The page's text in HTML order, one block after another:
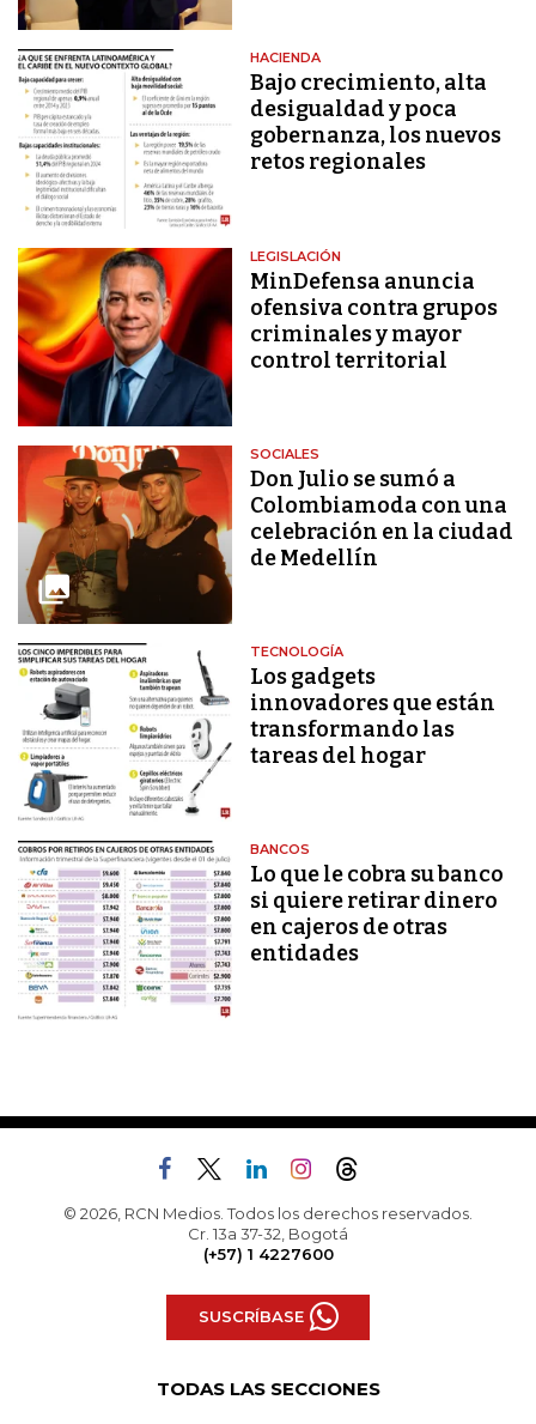
HACIENDA
Bajo crecimiento, alta
desigualdad y poca
gobernanza, los nuevos
retos regionales
LEGISLACIÓN
MinDefensa anuncia
ofensiva contra grupos
criminales y mayor
control territorial
SOCIALES
Don Julio se sumó a
Colombiamoda con una
celebración en la ciudad
de Medellín
TECNOLOGÍA
Los gadgets
innovadores que están
transformando las
tareas del hogar
BANCOS
Lo que le cobra su banco
si quiere retirar dinero
en cajeros de otras
entidades
© 2026, RCN Medios. Todos los derechos reservados.
Cr. 13a 37-32, Bogotá
(+57) 1 4227600
SUSCRÍBASE
TODAS LAS SECCIONES